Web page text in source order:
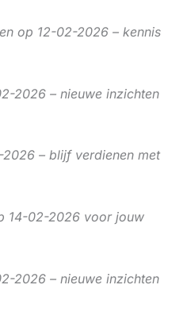
op 12-02-2026 – kennis
2026 – nieuwe inzichten
– blijf verdienen met
14-02-2026 voor jouw
2026 – nieuwe inzichten